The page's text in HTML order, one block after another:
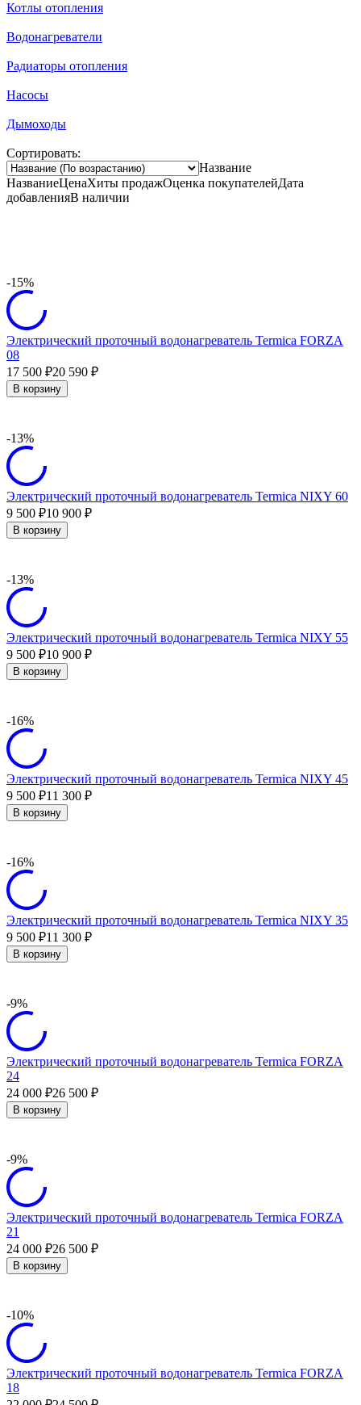
Котлы отопления
Водонагреватели
Радиаторы отопления
Насосы
Дымоходы
Сортировать:
Название
НазваниеЦенаХиты продажОценка покупателейДата
добавленияВ наличии
-15%
Электрический проточный водонагреватель Termica FORZA
08
17 500 ₽20 590 ₽
В корзину
-13%
Электрический проточный водонагреватель Termica NIXY 60
9 500 ₽10 900 ₽
В корзину
-13%
Электрический проточный водонагреватель Termica NIXY 55
9 500 ₽10 900 ₽
В корзину
-16%
Электрический проточный водонагреватель Termica NIXY 45
9 500 ₽11 300 ₽
В корзину
-16%
Электрический проточный водонагреватель Termica NIXY 35
9 500 ₽11 300 ₽
В корзину
-9%
Электрический проточный водонагреватель Termica FORZA
24
24 000 ₽26 500 ₽
В корзину
-9%
Электрический проточный водонагреватель Termica FORZA
21
24 000 ₽26 500 ₽
В корзину
-10%
Электрический проточный водонагреватель Termica FORZA
18